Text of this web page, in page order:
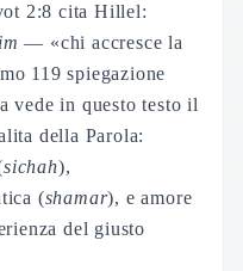
2:8 cita Hillel:
— «chi accresce la
119 spiegazione
vede in questo testo il
della Parola:
sichah),
(shamar), e amore
del giusto